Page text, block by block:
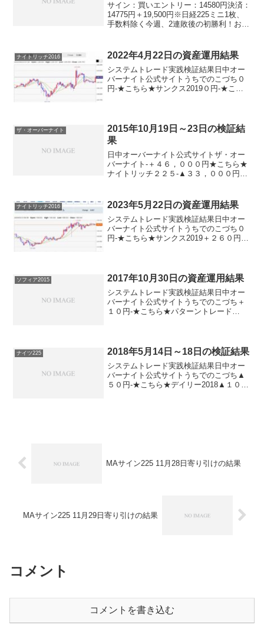
サイン：買いエントリー：14580円決済：
14775円＋19,500円※日経225ミニ1枚、
手数料除く今週、2連敗後の初勝利！おめ
っておきましょう。買いで勝てると、日
ナイトリッチ2016 2022年4月22日の資産運用結果
システムトレード実践検証結果日中オー
バーナイト公式サイトうちでのこづち０
円-★こちら★サンクス2019０円-★こち
ザ・オーバーナイト
2015年10月19日～23日の検証結
果
日中オーバーナイト公式サイトザ・オー
バーナイト-＋４６，０００円★こちら★
ナイトリッチ２２５-▲３３，０００円パ
０円-★こちら★デイズリッチ2015▲３
５，５０...
ナイトリッチ2016 2023年5月22日の資産運用結果
システムトレード実践検証結果日中オー
バーナイト公式サイトうちでのこづち０
円-★こちら★サンクス2019＋２６０円-
ソフィア2015 2017年10月30日の資産運用結果
システムトレード実践検証結果日中オー
バーナイト公式サイトうちでのこづち＋
１０円-★こちら★パターントレード
円★こちら...
ナイツ225 2018年5月14日～18日の検証結果
システムトレード実践検証結果日中オー
バーナイト公式サイトうちでのこづち▲
５０円-★こちら★デイリー2018▲１００
MAサイン225 11月28日寄り引けの結果
MAサイン225 11月29日寄り引けの結果
コメント
コメントを書き込む